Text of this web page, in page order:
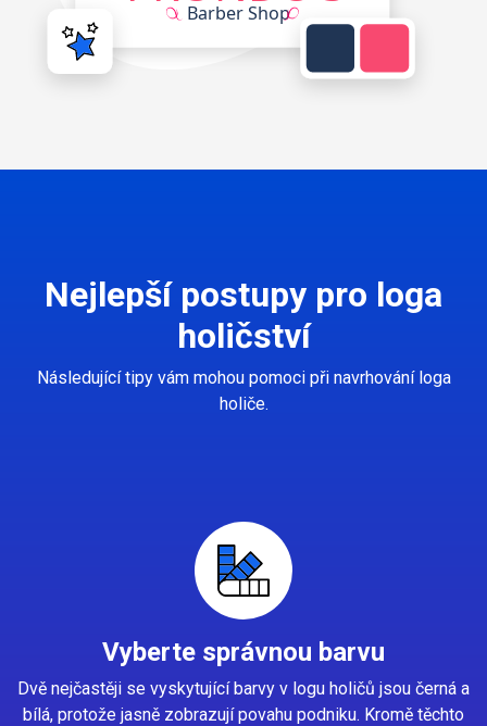
Nejlepší postupy pro loga
holičství
Následující tipy vám mohou pomoci při navrhování loga
holiče.
Vyberte správnou barvu
Dvě nejčastěji se vyskytující barvy v logu holičů jsou černá a
bílá, protože jasně zobrazují povahu podniku. Kromě těchto